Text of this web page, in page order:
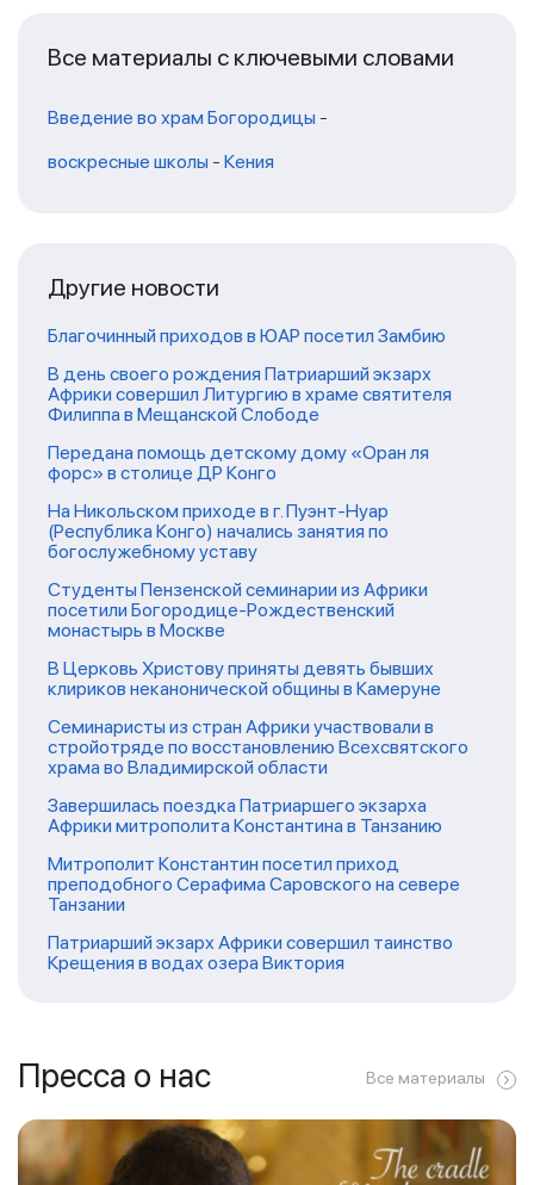
Все материалы с ключевыми словами
Введение во храм Богородицы -
воскресные школы - Кения
Другие новости
Благочинный приходов в ЮАР посетил Замбию
В день своего рождения Патриарший экзарх
Африки совершил Литургию в храме святителя
Филиппа в Мещанской Слободе
Передана помощь детскому дому «Оран ля
форс» в столице ДР Конго
На Никольском приходе в г. Пуэнт-Нуар
(Республика Конго) начались занятия по
богослужебному уставу
Студенты Пензенской семинарии из Африки
посетили Богородице-Рождественский
монастырь в Москве
В Церковь Христову приняты девять бывших
клириков неканонической общины в Камеруне
Семинаристы из стран Африки участвовали в
стройотряде по восстановлению Всехсвятского
храма во Владимирской области
Завершилась поездка Патриаршего экзарха
Африки митрополита Константина в Танзанию
Митрополит Константин посетил приход
преподобного Серафима Саровского на севере
Танзании
Патриарший экзарх Африки совершил таинство
Крещения в водах озера Виктория
Пресса о нас Все материалы